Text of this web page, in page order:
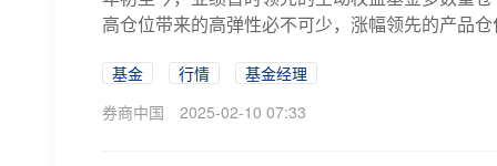
高仓位带来的高弹性必不可少，涨幅领先的产品
基金 行情
基金经理
券商中国
2025-02-10 07:33